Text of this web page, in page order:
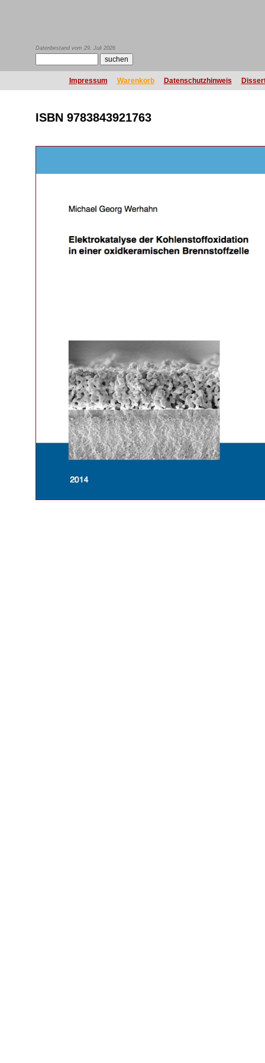
Datenbestand vom 29. Juli 2026
Impressum Warenkorb Datenschutzhinweis
ISBN 9783843921763